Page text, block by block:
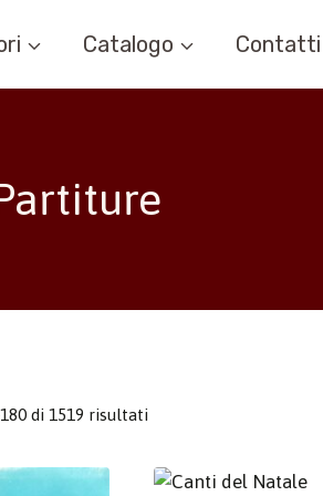
Catalogo Contatti
di 1519 risultati